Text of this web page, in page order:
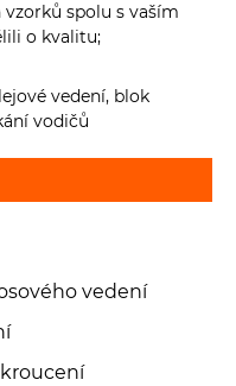
spolu s vaším
o kvalitu;
vedení, blok
vodičů
vedení